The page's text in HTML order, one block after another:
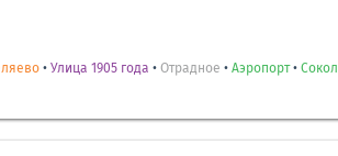
• Улица 1905 года • Отрадное • Аэропорт• Сокол